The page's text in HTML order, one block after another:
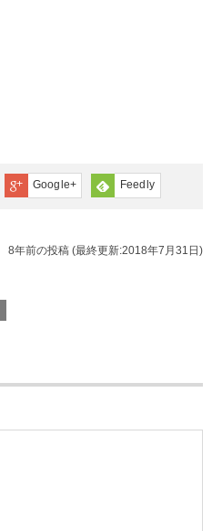
Google+ Feedly
8年前の投稿 (最終更新:2018年7月31日)